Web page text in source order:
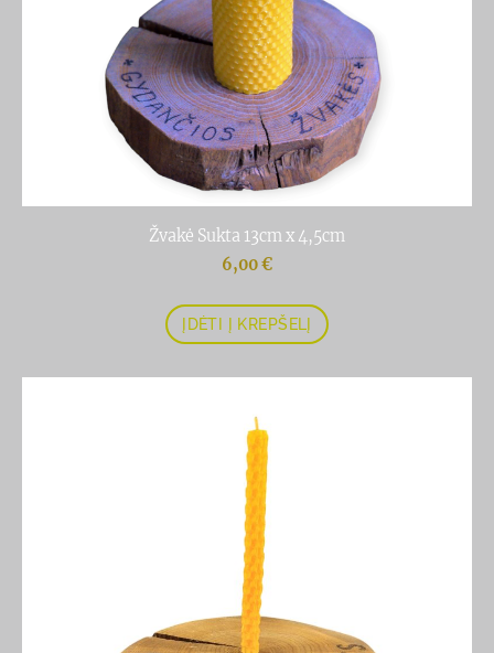
Žvakė Sukta 13cm x 4,5cm
6,00 €
ĮDĖTI Į KREPŠELĮ